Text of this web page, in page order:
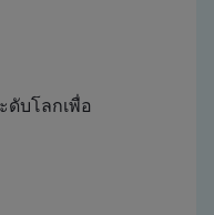
ดับโลกเพื่อ